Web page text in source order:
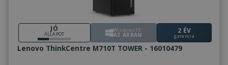
JÓ
ÁLLAPOT
Windows 10
AZ ÁRBAN 2 ÉV
garancia
Lenovo ThinkCentre M710T TOWER - 16010479